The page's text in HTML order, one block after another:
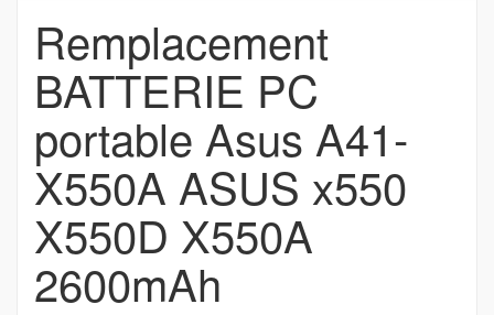
Remplacement
BATTERIE PC
portable Asus A41-
X550A ASUS x550
X550D X550A
2600mAh